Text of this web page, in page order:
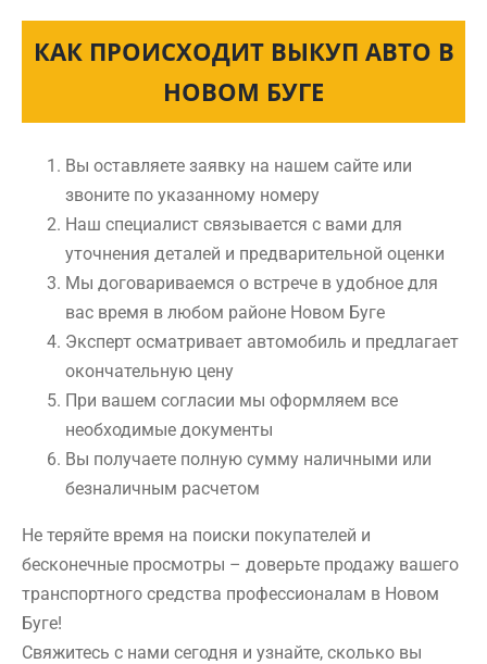
КАК ПРОИСХОДИТ ВЫКУП АВТО В
НОВОМ БУГЕ
Вы оставляете заявку на нашем сайте или
звоните по указанному номеру
Наш специалист связывается с вами для
уточнения деталей и предварительной оценки
Мы договариваемся о встрече в удобное для
вас время в любом районе Новом Буге
Эксперт осматривает автомобиль и предлагает
окончательную цену
При вашем согласии мы оформляем все
необходимые документы
Вы получаете полную сумму наличными или
безналичным расчетом
Не теряйте время на поиски покупателей и
бесконечные просмотры – доверьте продажу вашего
транспортного средства профессионалам в Новом
Буге!
Свяжитесь с нами сегодня и узнайте, сколько вы